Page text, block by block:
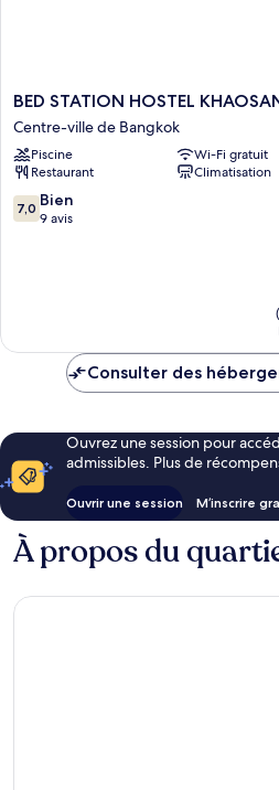
BED
STATION
HOSTEL
KHAOSAN
Centre-
ville
de
BED STATION HOSTEL
Centre-ville de Bangkok
Piscine
Wi-Fi gratuit
Restaurant
Climatisation
7.0
sur
7,0 Bien
9 avis
Consulter des
Ouvrez une session pour
admissibles. Plus de
Ouvrir une session M’inscrire
À propos du